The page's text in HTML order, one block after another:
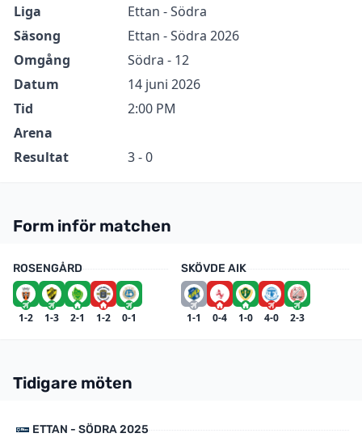
Information Värde
Liga
Ettan - Södra
Säsong
Ettan - Södra 2026
Omgång
Södra - 12
Datum
14 juni 2026
Tid
2:00 PM
Arena
Resultat
3 - 0
Form inför matchen
ROSENGÅRD
1-2 1-3 2-1 1-2 0-1
SKÖVDE AIK
1-1 0-4 1-0 4-0 2-3
Tidigare möten
ETTAN - SÖDRA 2025